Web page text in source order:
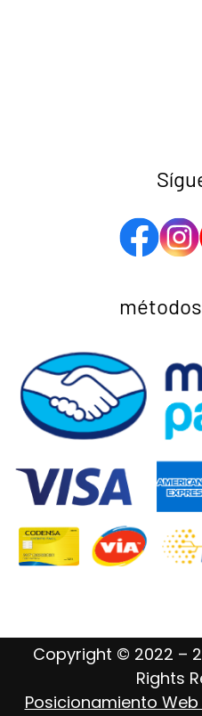
Copyright © 2022 –
Rights
Posicionamiento